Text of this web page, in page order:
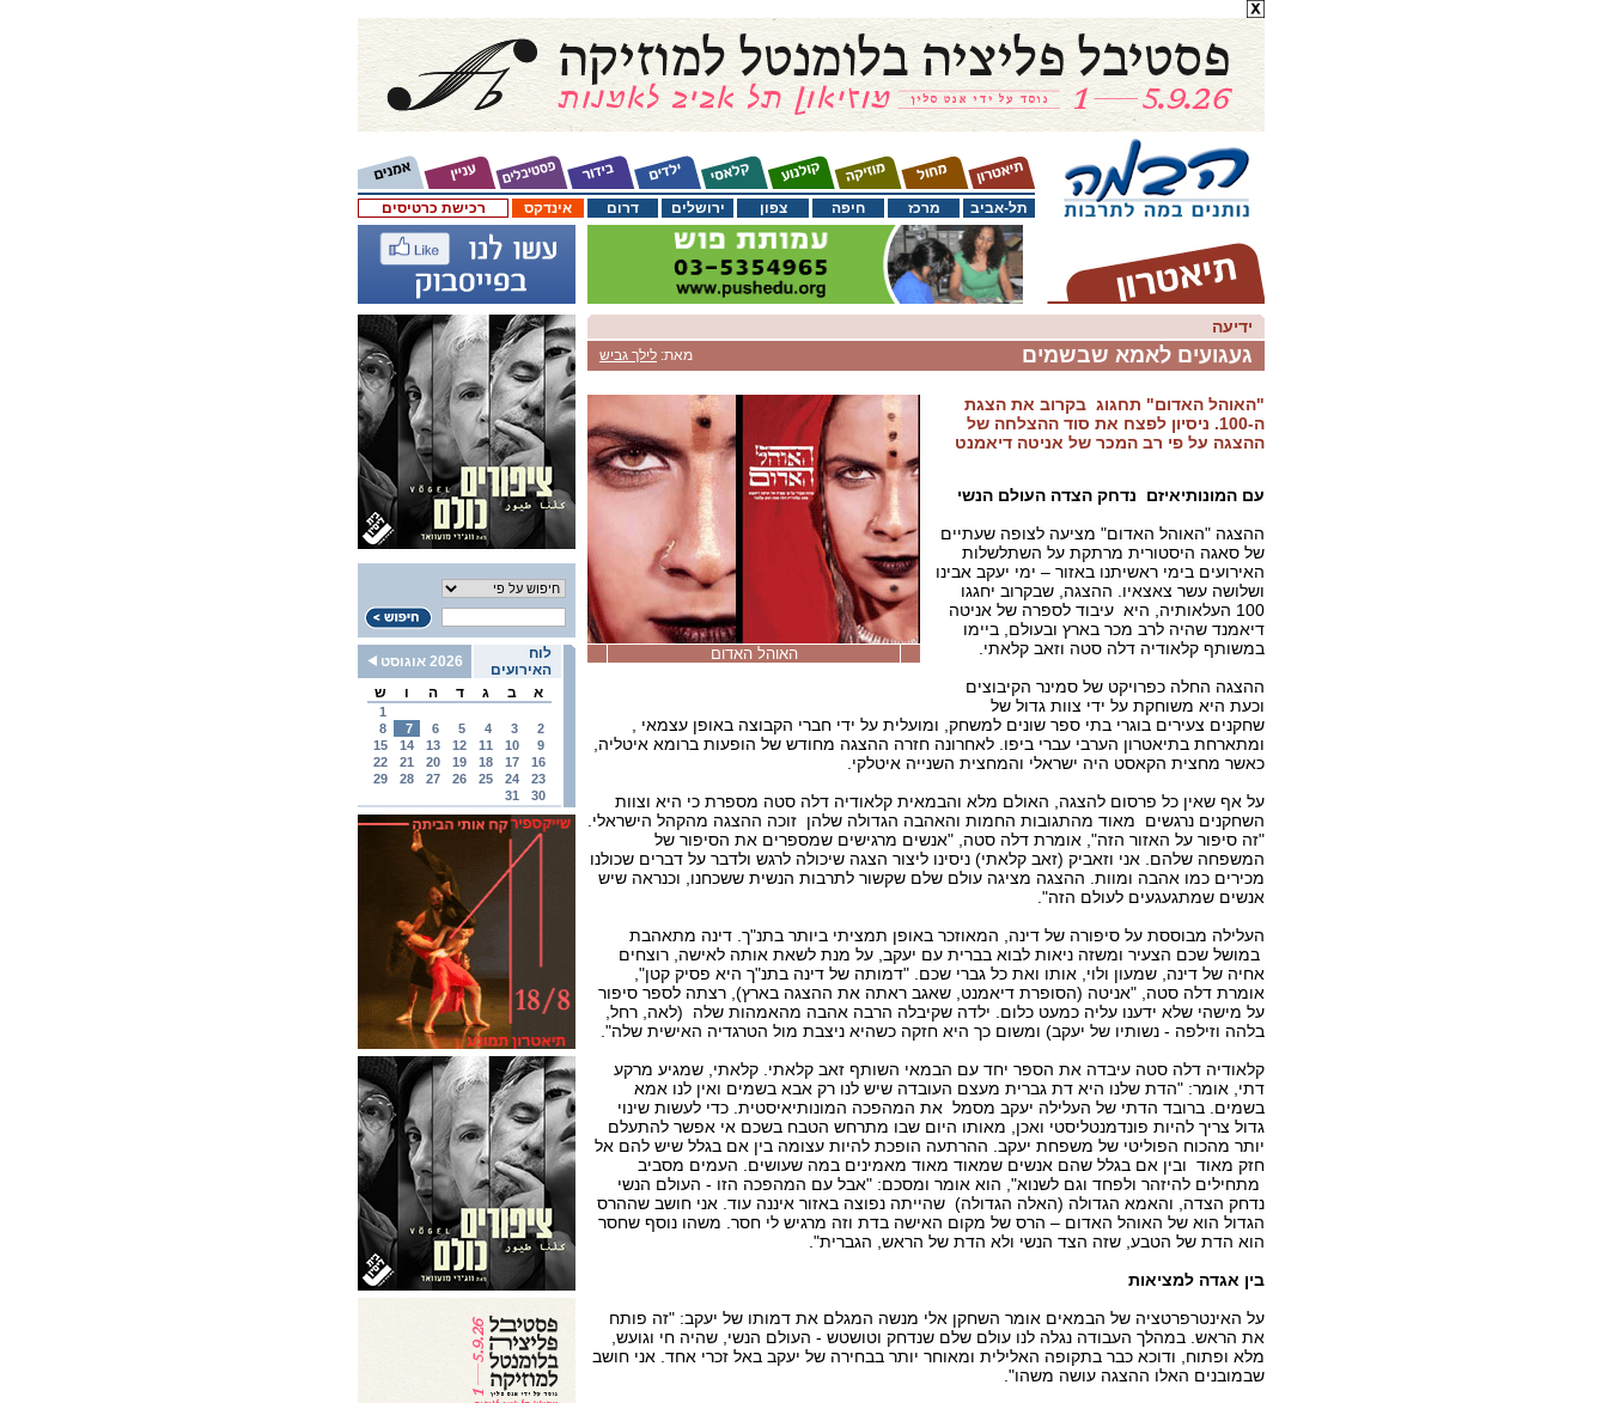
רכישת כרטיסים אינדקס דרום ירושלים צפון חיפה מרכז תל-אביב
לוח
האירועים
2026 אוגוסט
א
ב ג ד ה ו ש
1
2
3
4
5
6
7
8
9
10
11
12
13
14
15
16
17
18
19
20
21
22
23
24
25
26
27
28
29
30
31
ידיעה
מאת: לילך גביש געגועים לאמא שבשמים
האוהל האדום
"האוהל האדום" תחגוג בקרוב את הצגת
ה-100. ניסיון לפצח את סוד ההצלחה של
ההצגה על פי רב המכר של אניטה דיאמנט
עם המונותיאיזם נדחק הצדה העולם הנשי
ההצגה "האוהל האדום" מציעה לצופה שעתיים
של סאגה היסטורית מרתקת על השתלשלות
האירועים בימי ראשיתנו באזור – ימי יעקב אבינו
ושלושה עשר צאצאיו. ההצגה, שבקרוב יחגגו
100 העלאותיה, היא עיבוד לספרה של אניטה
דיאמנד שהיה לרב מכר בארץ ובעולם, ביימו
במשותף קלאודיה דלה סטה וזאב קלאתי.
ההצגה החלה כפרויקט של סמינר הקיבוצים
וכעת היא משוחקת על ידי צוות גדול של
שחקנים צעירים בוגרי בתי ספר שונים למשחק, ומועלית על ידי חברי הקבוצה באופן עצמאי ,
ומתארחת בתיאטרון הערבי עברי ביפו. לאחרונה חזרה ההצגה מחודש של הופעות ברומא איטליה,
כאשר מחצית הקאסט היה ישראלי והמחצית השנייה איטלקי.
על אף שאין כל פרסום להצגה, האולם מלא והבמאית קלאודיה דלה סטה מספרת כי היא וצוות
השחקנים נרגשים מאוד מהתגובות החמות והאהבה הגדולה שלהן זוכה ההצגה מהקהל הישראלי.
"זה סיפור על האזור הזה", אומרת דלה סטה, "אנשים מרגישים שמספרים את הסיפור של
המשפחה שלהם. אני וזאביק (זאב קלאתי) ניסינו ליצור הצגה שיכולה לרגש ולדבר על דברים שכולנו
מכירים כמו אהבה ומוות. ההצגה מציגה עולם שלם שקשור לתרבות הנשית ששכחנו, וכנראה שיש
אנשים שמתגעגעים לעולם הזה".
העלילה מבוססת על סיפורה של דינה, המאוזכר באופן תמציתי ביותר בתנ"ך. דינה מתאהבת
במושל שכם הצעיר ומשזה ניאות לבוא בברית עם יעקב, על מנת לשאת אותה לאישה, רוצחים
אחיה של דינה, שמעון ולוי, אותו ואת כל גברי שכם. "דמותה של דינה בתנ"ך היא פסיק קטן",
אומרת דלה סטה, "אניטה (הסופרת דיאמנט, שאגב ראתה את ההצגה בארץ), רצתה לספר סיפור
על מישהי שלא ידענו עליה כמעט כלום. ילדה שקיבלה הרבה אהבה מהאמהות שלה (לאה, רחל,
בלהה וזילפה - נשותיו של יעקב) ומשום כך היא חזקה כשהיא ניצבת מול הטרגדיה האישית שלה".
קלאודיה דלה סטה עיבדה את הספר יחד עם הבמאי השותף זאב קלאתי. קלאתי, שמגיע מרקע
דתי, אומר: "הדת שלנו היא דת גברית מעצם העובדה שיש לנו רק אבא בשמים ואין לנו אמא
בשמים. ברובד הדתי של העלילה יעקב מסמל את המהפכה המונותיאיסטית. כדי לעשות שינוי
גדול צריך להיות פונדמנטליסטי ואכן, מאותו היום שבו מתרחש הטבח בשכם אי אפשר להתעלם
יותר מהכוח הפוליטי של משפחת יעקב. ההרתעה הופכת להיות עצומה בין אם בגלל שיש להם אל
חזק מאוד ובין אם בגלל שהם אנשים שמאוד מאוד מאמינים במה שעושים. העמים מסביב
מתחילים להיזהר ולפחד וגם לשנוא", הוא אומר ומסכם: "אבל עם המהפכה הזו - העולם הנשי
נדחק הצדה, והאמא הגדולה (האלה הגדולה) שהייתה נפוצה באזור איננה עוד. אני חושב שההרס
הגדול הוא של האוהל האדום – הרס של מקום האישה בדת וזה מרגיש לי חסר. משהו נוסף שחסר
הוא הדת של הטבע, שזה הצד הנשי ולא הדת של הראש, הגברית".
בין אגדה למציאות
על האינטרפרטציה של הבמאים אומר השחקן אלי מנשה המגלם את דמותו של יעקב: "זה פותח
את הראש. במהלך העבודה נגלה לנו עולם שלם שנדחק וטושטש - העולם הנשי, שהיה חי וגועש,
מלא ופתוח, ודוכא כבר בתקופה האלילית ומאוחר יותר בבחירה של יעקב באל זכרי אחד. אני חושב
שבמובנים האלו ההצגה עושה משהו".